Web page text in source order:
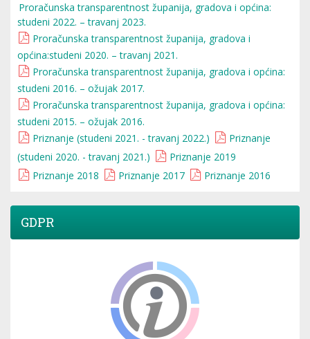
Proračunska transparentnost županija, gradova i općina:
studeni 2022. – travanj 2023.
Proračunska transparentnost županija, gradova i
općina:studeni 2020. – travanj 2021.
Proračunska transparentnost županija, gradova i općina:
studeni 2016. – ožujak 2017.
Proračunska transparentnost županija, gradova i općina:
studeni 2015. – ožujak 2016.
Priznanje (studeni 2021. - travanj 2022.)
Priznanje
(studeni 2020. - travanj 2021.)
Priznanje 2019
Priznanje 2018
Priznanje 2017 Priznanje 2016
GDPR